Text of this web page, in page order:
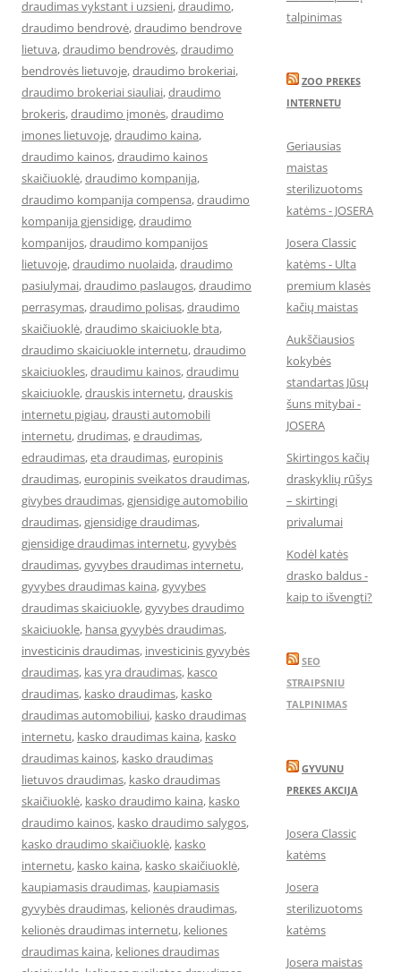
draudimas vykstant i uzsieni,draudimo,
draudimo bendrovė,draudimo bendrove
lietuva,draudimo bendrovės,draudimo
bendrovės lietuvoje,draudimo brokeriai,
draudimo brokeriai siauliai,draudimo
brokeris,draudimo įmonės,draudimo
imones lietuvoje,draudimo kaina,
draudimo kainos,draudimo kainos
skaičiuoklė,draudimo kompanija,
draudimo kompanija compensa,draudimo
kompanija gjensidige,draudimo
kompanijos,draudimo kompanijos
lietuvoje,draudimo nuolaida,draudimo
pasiulymai,draudimo paslaugos,draudimo
perrasymas,draudimo polisas,draudimo
skaičiuoklė,draudimo skaiciuokle bta,
draudimo skaiciuokle internetu,draudimo
skaiciuokles,draudimu kainos,draudimu
skaiciuokle,drauskis internetu,drauskis
internetu pigiau,drausti automobili
internetu,drudimas,e draudimas,
edraudimas,eta draudimas,europinis
draudimas,europinis sveikatos draudimas,
givybes draudimas,gjensidige automobilio
draudimas,gjensidige draudimas,
gjensidige draudimas internetu,gyvybės
draudimas,gyvybes draudimas internetu,
gyvybes draudimas kaina,gyvybes
draudimas skaiciuokle,gyvybes draudimo
skaiciuokle, hansa gyvybės draudimas,
investicinis draudimas, investicinis gyvybės
draudimas, kas yra draudimas, kasco
draudimas, kasko draudimas, kasko
draudimas automobiliui, kasko draudimas
internetu, kasko draudimas kaina, kasko
draudimas kainos, kasko draudimas
lietuvos draudimas, kasko draudimas
skaičiuoklė, kasko draudimo kaina, kasko
draudimo kainos, kasko draudimo salygos,
kasko draudimo skaičiuoklė, kasko
internetu, kasko kaina, kasko skaičiuoklė,
kaupiamasis draudimas, kaupiamasis
gyvybės draudimas, kelionės draudimas,
kelionės draudimas internetu, keliones
draudimas kaina, keliones draudimas
talpinimas
ZOO PREKES
INTERNETU
Geriausias
maistas
sterilizuotoms
katėms - JOSERA
Josera Classic
katėms - Ulta
premium klasės
kačių maistas
Aukščiausios
kokybės
standartas Jūsų
šuns mitybai -
JOSERA
Skirtingos kačių
draskyklių rūšys
– skirtingi
privalumai
Kodėl katės
drasko baldus -
kaip to išvengti?
SEO
STRAIPSNIU
TALPINIMAS
GYVUNU
PREKES AKCIJA
Josera Classic
katėms
Josera
sterilizuotoms
katėms
Josera maistas